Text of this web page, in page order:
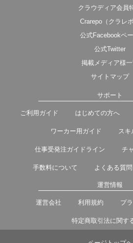
クラウディア会員
Crarepo（クラレポ
公式Facebookペ
公式Twitter
掲載メディア様
サイトマップ
サポート
ご利用ガイド はじめての方へ
ワーカー用ガイド スキ
仕事受発注ガイドライン チ
手数料について よくある質問
運営情報
運営会社 利用規約 プ
特定商取引法に関す